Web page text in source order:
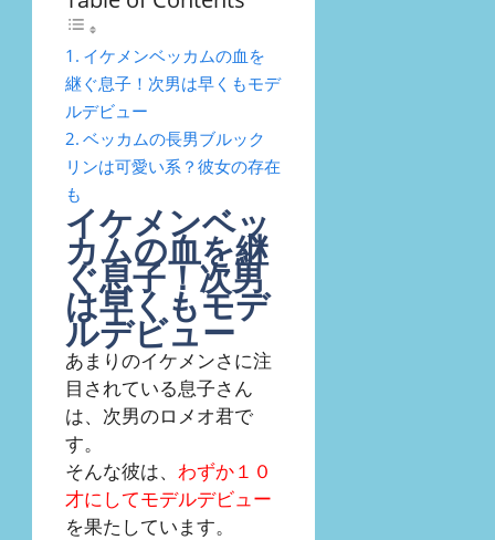
イケメンベッカムの血を
継ぐ息子！次男は早くもモデ
ルデビュー
ベッカムの長男ブルック
リンは可愛い系？彼女の存在
も
イケメンベッ
カムの血を継
ぐ息子！次男
は早くもモデ
ルデビュー
あまりのイケメンさに注
目されている息子さん
は、次男のロメオ君で
す。
そんな彼は、 わずか１０
才にしてモデルデビュー
を果たしています。